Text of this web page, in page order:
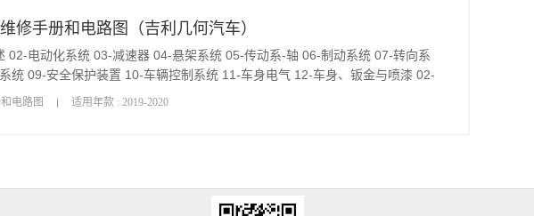
修手册和电路图（吉利几何汽车）
02-电动化系统 03-减速器 04-悬架系统 05-传动系-轴 06-制动系统 07-转向系
统 09-安全保护装置 10-车辆控制系统 11-车身电气 12-车身、钣金与喷漆 02-
图册 13 1 电路图识读说明2-5 pdf 13 2 图标符号6-7 pdf 13 3
电路图 适用年款 : 2019-2020